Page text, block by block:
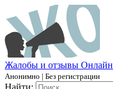
Жалобы и отзывы Онлайн
Анонимно | Без регистрации
Найти: